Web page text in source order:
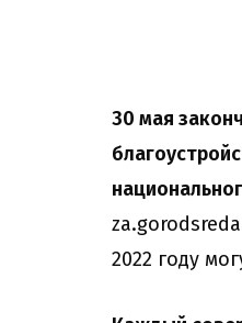
30 мая
2022 году